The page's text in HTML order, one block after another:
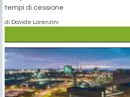
tempi di cessione
di Davide Lorenzini